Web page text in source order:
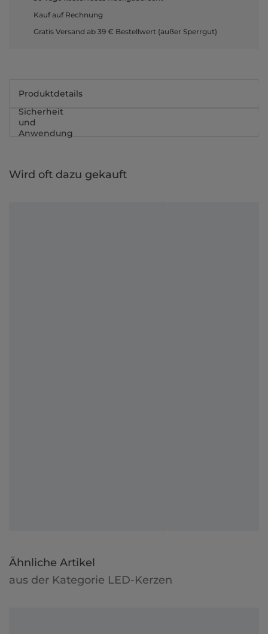
Kauf auf Rechnung
Gratis Versand ab 39 € Bestellwert (außer Sperrgut)
Produktdetails
Sicherheit
und
Anwendung
Wird oft dazu gekauft
Ähnliche Artikel
aus der Kategorie LED-Kerzen